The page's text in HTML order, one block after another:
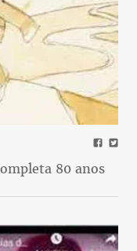
80 anos